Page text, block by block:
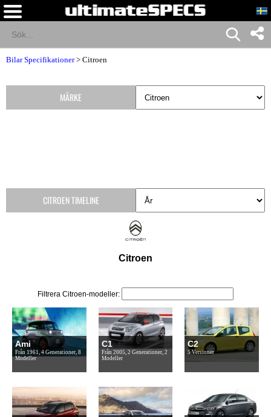
Bilar Specifikationer> Citroen
Citroen
Filtrera Citroen-modeller:
Ami
Från 1961, 4 Generationer, 8
Modeller
C1
Från 2005, 2 Generationer, 2
Modeller
C2
5 Versioner
MÄRKE
CITROEN TIMELINE